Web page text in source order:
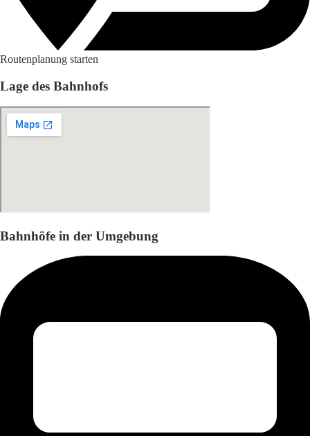
Routenplanung starten
Lage des Bahnhofs
Bahnhöfe in der Umgebung